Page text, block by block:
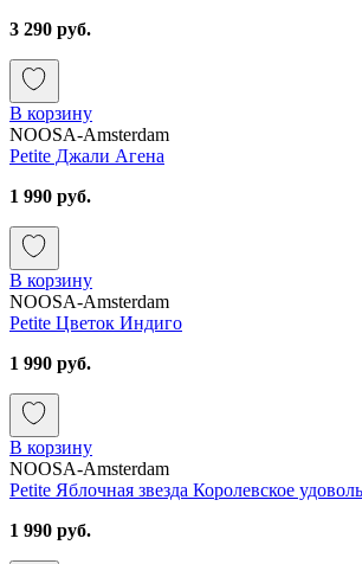
3 290 руб.
В корзину
NOOSA-Amsterdam
Petite Джали Агена
1 990 руб.
В корзину
NOOSA-Amsterdam
Petite Цветок Индиго
1 990 руб.
В корзину
NOOSA-Amsterdam
Petite Яблочная звезда Королевское
1 990 руб.